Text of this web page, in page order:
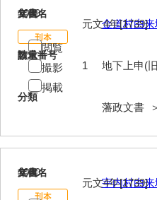
1059
文書名
金道村由
請求番号
地下上申(
分類
藩政文書
年代
元文4年[1739]
数量
1
閲覧
撮影
掲載
1060
文書名
宇内村由
年代
元文4年[1739]